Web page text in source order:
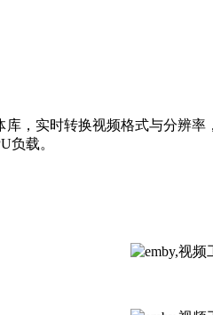
，实时转换视频格式与分辨
负载。